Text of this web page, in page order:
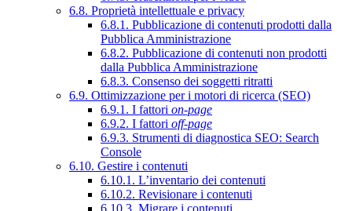
6.8. Proprietà intellettuale e privacy
6.8.1. Pubblicazione di contenuti prodotti dalla
Pubblica Amministrazione
6.8.2. Pubblicazione di contenuti non prodotti
dalla Pubblica Amministrazione
6.8.3. Consenso dei soggetti ritratti
6.9. Ottimizzazione per i motori di ricerca (SEO)
6.9.1. I fattori on-page
6.9.2. I fattori off-page
6.9.3. Strumenti di diagnostica SEO: Search
Console
6.10. Gestire i contenuti
6.10.1. L’inventario dei contenuti
6.10.2. Revisionare i contenuti
6.10.3. Migrare i contenuti